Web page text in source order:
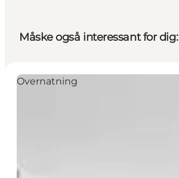
Måske også interessant for dig:
Overnatning